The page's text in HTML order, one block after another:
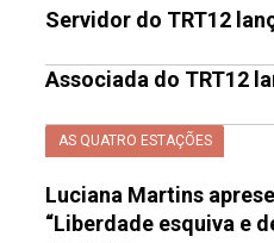
Servidor do TRT12
Associada do TRT12
AS QUATRO ESTAÇÕES
Luciana Martins
“Liberdade esquiva e